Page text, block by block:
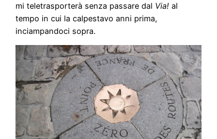
mi teletrasporterà senza passare dal Via! al
tempo in cui la calpestavo anni prima,
inciampandoci sopra.